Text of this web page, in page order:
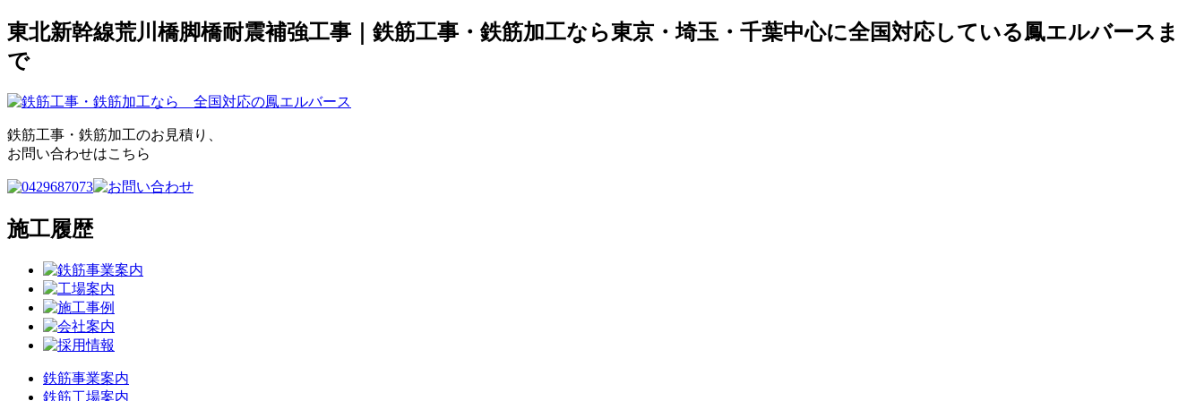
東北新幹線荒川橋脚橋耐震補強工事｜鉄筋工事・鉄筋加工なら東京・埼玉・千葉中心に全国対応している鳳エルバースま
で
鉄筋工事・鉄筋加工のお見積り、
お問い合わせはこちら
施工履歴
鉄筋事業案内
鉄筋工場案内